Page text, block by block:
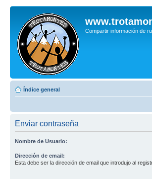
Compartir información de
Índice general
Enviar contraseña
Nombre de Usuario:
Dirección de email:
Esta debe ser la dirección de email que introdujo al